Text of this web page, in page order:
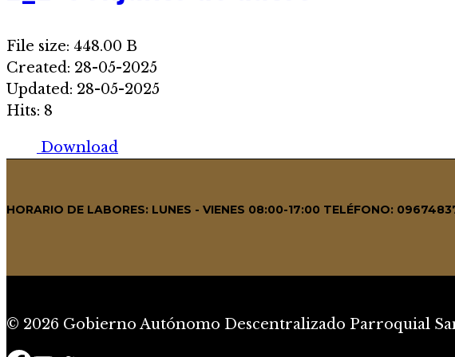
File size: 448.00 B
Created: 28-05-2025
Updated: 28-05-2025
Hits: 8
Download
HORARIO DE LABORES: LUNES - VIENES 08:00-17:00 TELÉFONO:
© 2026 Gobierno Autónomo Descentralizado Parroquial